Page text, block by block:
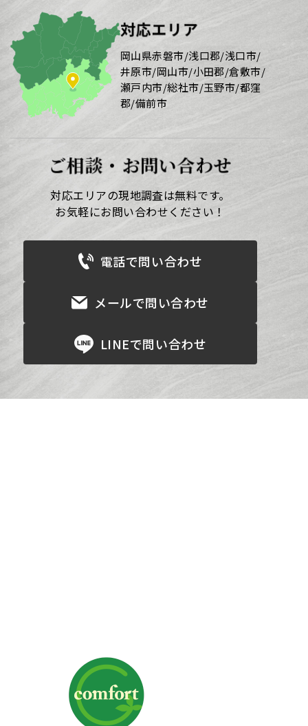
対応エリア
岡山県赤磐市/浅口郡/浅口市/
井原市/岡山市/小田郡/倉敷市/
瀬戸内市/総社市/玉野市/都窪
郡/備前市
ご相談・お問い合わせ
対応エリアの現地調査は無料です。
お気軽にお問い合わせください！
電話で問い合わせ
メールで問い合わせ
LINEで問い合わせ